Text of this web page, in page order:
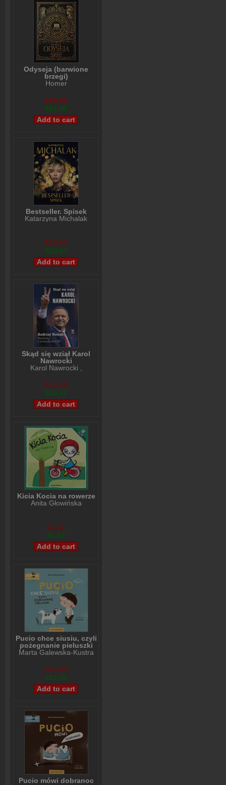
Odyseja (barwione
brzegi)
Homer
$39,96
$31,45
Bestseller. Spisek
Katarzyna Michalak
$29,92
$22,94
Skąd się wziął Karol
Nawrocki
Karol Nawrocki
$49,48
$39,37
Kicia Kocia na rowerze
Anita Głowińska
$7,97
$6,97
Pucio chce siusiu, czyli
pożegnanie pieluszki
Marta Galewska-Kustra
$15,95
$12,96
Pucio mówi dobranoc